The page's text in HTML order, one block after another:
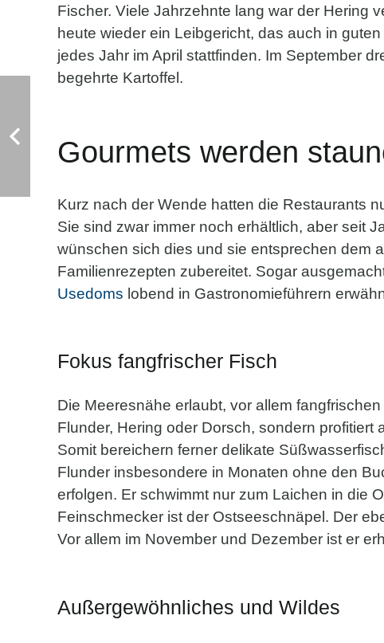
Fischer. Viele Jahrzehnte lang war der Hering
heute wieder ein Leibgericht, das auch in
jedes Jahr im April stattfinden. Im September
begehrte Kartoffel.
Gourmets werden
Kurz nach der Wende hatten die Restaurants
Sie sind zwar immer noch erhältlich, aber seit
wünschen sich dies und sie entsprechen dem
Familienrezepten zubereitet. Sogar
Usedoms lobend in Gastronomieführern
Fokus fangfrischer Fisch
Die Meeresnähe erlaubt, vor allem
Flunder, Hering oder Dorsch, sondern profitiert
Somit bereichern ferner delikate
Flunder insbesondere in Monaten ohne den
erfolgen. Er schwimmt nur zum Laichen in die
Feinschmecker ist der Ostseeschnäpel. Der
Vor allem im November und Dezember ist er
Außergewöhnliches und Wildes